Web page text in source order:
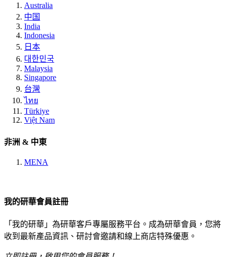
Australia
中国
India
Indonesia
日本
대한민국
Malaysia
Singapore
台灣
ไทย
Türkiye
Việt Nam
非洲 & 中東
MENA
我的研華會員註冊
「我的研華」為研華客戶專屬服務平台。成為研華會員，您將
收到最新產品資訊、研討會邀請和線上商店特殊優惠。